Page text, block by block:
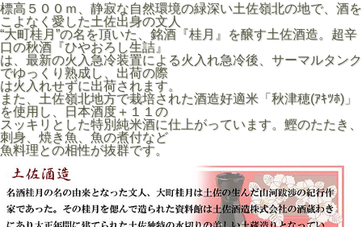
標高５００ｍ、静寂な自然環境の緑深い土佐嶺北の地で、酒を
こよなく愛した土佐出身の文人
“大町桂月”の名を頂いた、銘酒『桂月』を醸す土佐酒造。超辛
口の秋酒『ひやおろし生詰』
は、最新の火入急冷装置による火入れ急冷後、サーマルタンク
でゆっくり熟成し、出荷の際
は火入れせずに出荷されます。
また、土佐嶺北地方で栽培された酒造好適米「秋津穂(ｱｷﾂﾎ)」
を使用し、日本酒度＋１１の
スッキリとした特別純米酒に仕上がっています。鰹のたたき、
刺身、焼き魚、魚の煮付など
魚料理との相性が抜群です。